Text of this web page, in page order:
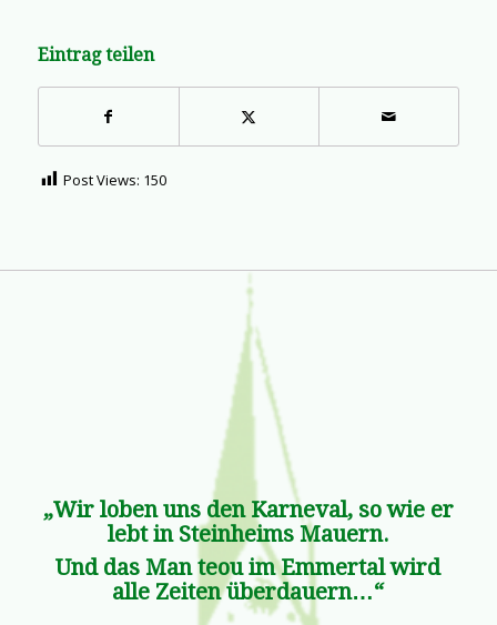
Eintrag teilen
Post Views: 150
„Wir loben uns den Karneval, so wie er
lebt in Steinheims Mauern.
Und das Man teou im Emmertal wird
alle Zeiten überdauern…“